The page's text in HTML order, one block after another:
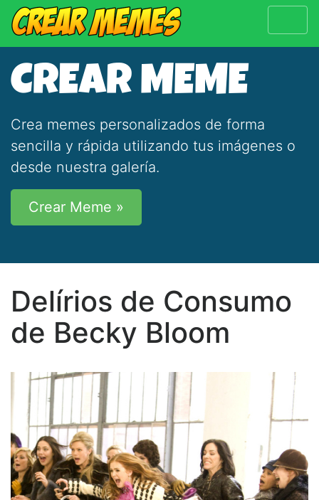
CREAR MEME
Crea memes personalizados de forma
sencilla y rápida utilizando tus imágenes o
desde nuestra galería.
Crear Meme »
Delírios de Consumo
de Becky Bloom